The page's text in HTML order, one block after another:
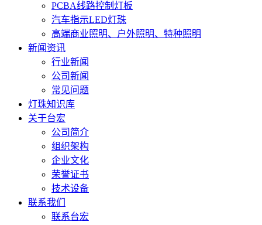
PCBA线路控制灯板
汽车指示LED灯珠
高端商业照明、户外照明、特种照明
新闻资讯
行业新闻
公司新闻
常见问题
灯珠知识库
关于台宏
公司简介
组织架构
企业文化
荣誉证书
技术设备
联系我们
联系台宏